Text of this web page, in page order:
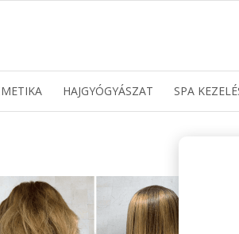
HAJGYÓGYÁSZAT SPA